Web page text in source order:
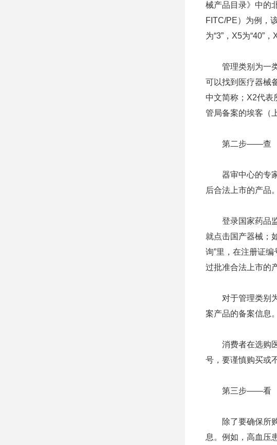
械产品目录》中的
FITC/PE）为例，
为“3”，X5为“40”，
管理类别为一类
可以找到医疗器械
中文简称；X2代表
管局备案的埃客（
第二步——查
器审中心的专家
后合法上市的产品。
登录国家药品监
就点击国产器械；
询”里，在注册证
过批准合法上市的
对于管理类别为
案产品的备案信息。
消费者在选购医
号，要谨慎购买或
第三步——看
除了要确保所购
息。例如，高血压